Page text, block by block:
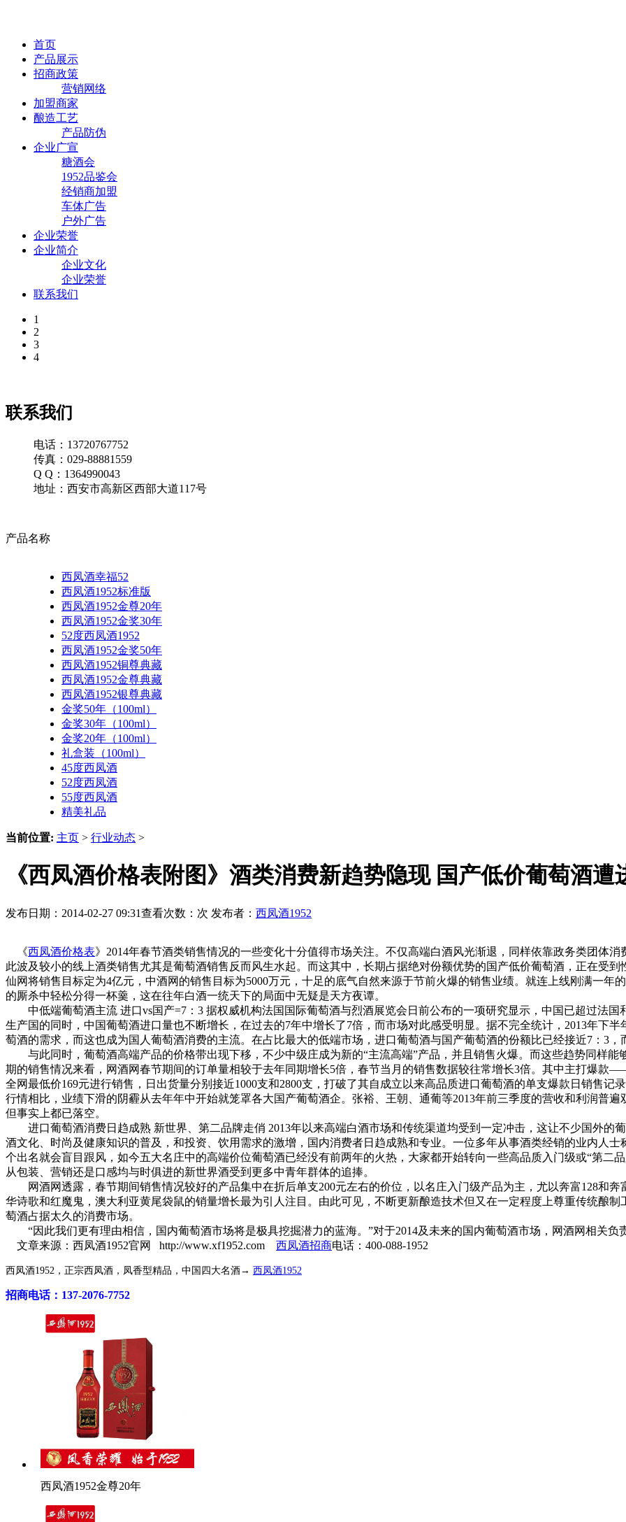
首页
产品展示
招商政策
营销网络
加盟商家
酿造工艺
产品防伪
企业广宣
糖酒会
1952品鉴会
经销商加盟
车体广告
户外广告
企业荣誉
企业简介
企业文化
企业荣誉
联系我们
1
2
3
4
联系我们
电话：13720767752
传真：029-88881559
Q Q：1364990043
地址：西安市高新区西部大道117号
产品名称
西凤酒幸福52
西凤酒1952标准版
西凤酒1952金尊20年
西凤酒1952金奖30年
52度西凤酒1952
西凤酒1952金奖50年
西凤酒1952铜尊典藏
西凤酒1952金尊典藏
西凤酒1952银尊典藏
金奖50年（100ml）
金奖30年（100ml）
金奖20年（100ml）
礼盒装（100ml）
45度西凤酒
52度西凤酒
55度西凤酒
精美礼品
当前位置: 主页 > 行业动态 >
《西凤酒价格表附图》酒类消费新趋势隐现 国产低价葡萄酒遭
发布日期：2014-02-27 09:31查看次数： 次 发布者： 西凤酒1952
《西凤酒价格表》2014年春节酒类销售情况的一些变化十分值得市场关注。不仅高端白酒风光渐退，同样依靠政务类团体
此波及较小的线上酒类销售尤其是葡萄酒销售反而风生水起。而这其中，长期占据绝对份额优势的国产低价葡萄酒，正在受
仙网将销售目标定为4亿元，中酒网的销售目标为5000万元，十足的底气自然来源于节前火爆的销售业绩。就连上线刚满一年
的厮杀中轻松分得一杯羹，这在往年白酒一统天下的局面中无疑是天方夜谭。
中低端葡萄酒主流 进口vs国产=7：3 据权威机构法国国际葡萄酒与烈酒展览会日前公布的一项研究显示，中国已超过法国
生产国的同时，中国葡萄酒进口量也不断增长，在过去的7年中增长了7倍，而市场对此感受明显。据不完全统计，2013年下
萄酒的需求，而这也成为国人葡萄酒消费的主流。在占比最大的低端市场，进口葡萄酒与国产葡萄酒的份额比已经接近7：3
与此同时，葡萄酒高端产品的价格带出现下移，不少中级庄成为新的“主流高端”产品，并且销售火爆。而这些趋势同样能
期的销售情况来看，网酒网春节期间的订单量相较于去年同期增长5倍，春节当月的销售数据较往常增长3倍。其中主打爆款
全网最低价169元进行销售，日出货量分别接近1000支和2800支，打破了其自成立以来高品质进口葡萄酒的单支爆款日销售
行情相比，业绩下滑的阴霾从去年年中开始就笼罩各大国产葡萄酒企。张裕、王朝、通葡等2013年前三季度的营收和利润普
但事实上都已落空。
进口葡萄酒消费日趋成熟 新世界、第二品牌走俏 2013年以来高端白酒市场和传统渠道均受到一定冲击，这让不少国外的
酒文化、时尚及健康知识的普及，和投资、饮用需求的激增，国内消费者日趋成熟和专业。一位多年从事酒类经销的业内人
个出名就会盲目跟风，如今五大名庄中的高端价位葡萄酒已经没有前两年的火热，大家都开始转向一些高品质入门级或“第二
从包装、营销还是口感均与时俱进的新世界酒受到更多中青年群体的追捧。
网酒网透露，春节期间销售情况较好的产品集中在折后单支200元左右的价位，以名庄入门级产品为主，尤以奔富128和奔
华诗歌和红魔鬼，澳大利亚黄尾袋鼠的销量增长最为引人注目。由此可见，不断更新酿造技术但又在一定程度上尊重传统酿
萄酒占据太久的消费市场。
“因此我们更有理由相信，国内葡萄酒市场将是极具挖掘潜力的蓝海。”对于2014及未来的国内葡萄酒市场，网酒网相关负
文章来源：西凤酒1952官网 http://www.xf1952.com 西凤酒招商电话：400-088-1952
西凤酒1952，正宗西凤酒，凤香型精品，中国四大名酒→ 西凤酒1952
招商电话：137-2076-7752
西凤酒1952金尊20年